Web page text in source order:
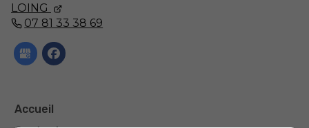
LOING
07 81 33 38 69
Accueil